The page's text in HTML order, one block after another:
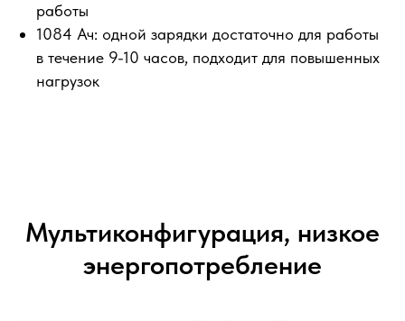
работы
1084 Ач: одной зарядки достаточно для работы
в течение 9-10 часов, подходит для повышенных
нагрузок
Мультиконфигурация, низкое
энергопотребление